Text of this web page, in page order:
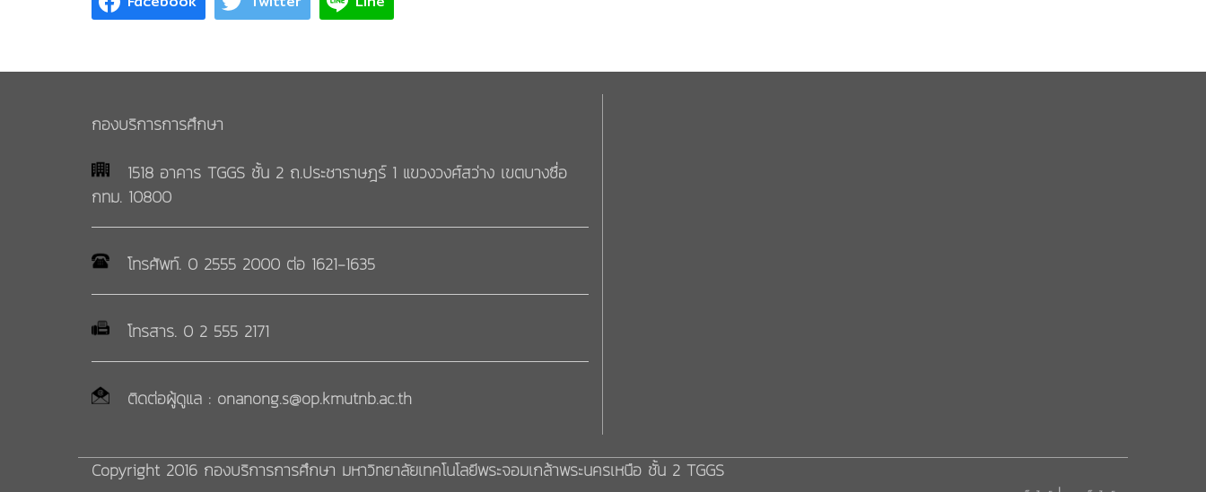
กองบริการการศึกษา
1518 อาคาร TGGS ชั้น 2 ถ.ประชาราษฎร์ 1 แขวงวงศ์สว่าง เขตบางซื่อ
กทม. 10800
โทรศัพท์. 0 2555 2000 ต่อ 1621-1635
โทรสาร. 0 2 555 2171
ติดต่อผู้ดูแล : onanong.s@op.kmutnb.ac.th
Copyright 2016 กองบริการการศึกษา มหาวิทยาลัยเทคโนโลยีพระจอมเกล้าพระนครเหนือ ชั้น 2 TGGS